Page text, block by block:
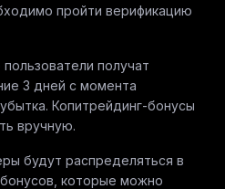
пройти верификацию
получат
3 дней с момента
Копитрейдинг-бонусы
вручную.
будут распределяться в
которые можно